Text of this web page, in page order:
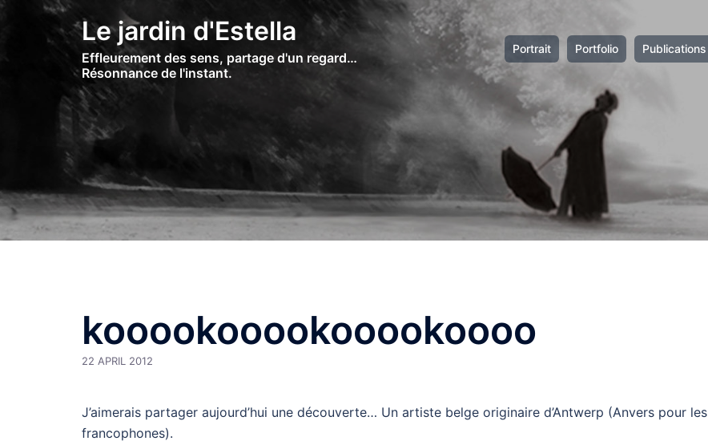
Skip
Le jardin d'Estella
Effleurement des sens, partage d'un regard…
Résonnance de l'instant.
Portrait Portfolio Publications
kooookooookooookoooo
22 APRIL 2012
J’aimerais partager aujourd’hui une découverte… Un artiste belge originaire d’Antwerp (Anvers pour les
francophones).